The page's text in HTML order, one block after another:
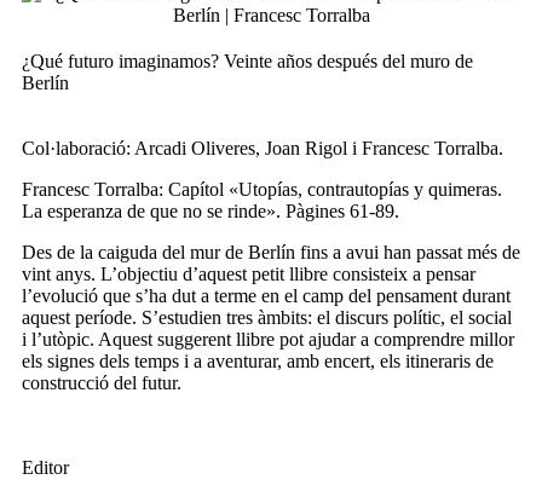
¿Qué futuro imaginamos? Veinte años después del muro de
Berlín
Col·laboració: Arcadi Oliveres, Joan Rigol i Francesc Torralba.
Francesc Torralba: Capítol «Utopías, contrautopías y quimeras.
La esperanza de que no se rinde». Pàgines 61-89.
Des de la caiguda del mur de Berlín fins a avui han passat més de
vint anys. L’objectiu d’aquest petit llibre consisteix a pensar
l’evolució que s’ha dut a terme en el camp del pensament durant
aquest període. S’estudien tres àmbits: el discurs polític, el social
i l’utòpic. Aquest suggerent llibre pot ajudar a comprendre millor
els signes dels temps i a aventurar, amb encert, els itineraris de
construcció del futur.
Editor